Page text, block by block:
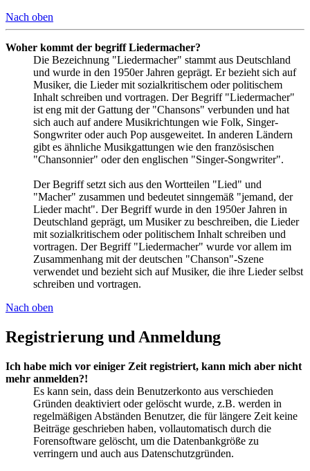
Nach oben
Woher kommt der begriff Liedermacher?
Die Bezeichnung "Liedermacher" stammt aus Deutschland
und wurde in den 1950er Jahren geprägt. Er bezieht sich auf
Musiker, die Lieder mit sozialkritischem oder politischem
Inhalt schreiben und vortragen. Der Begriff "Liedermacher"
ist eng mit der Gattung der "Chansons" verbunden und hat
sich auch auf andere Musikrichtungen wie Folk, Singer-
Songwriter oder auch Pop ausgeweitet. In anderen Ländern
gibt es ähnliche Musikgattungen wie den französischen
"Chansonnier" oder den englischen "Singer-Songwriter".
Der Begriff setzt sich aus den Wortteilen "Lied" und
"Macher" zusammen und bedeutet sinngemäß "jemand, der
Lieder macht". Der Begriff wurde in den 1950er Jahren in
Deutschland geprägt, um Musiker zu beschreiben, die Lieder
mit sozialkritischem oder politischem Inhalt schreiben und
vortragen. Der Begriff "Liedermacher" wurde vor allem im
Zusammenhang mit der deutschen "Chanson"-Szene
verwendet und bezieht sich auf Musiker, die ihre Lieder selbst
schreiben und vortragen.
Nach oben
Registrierung und Anmeldung
Ich habe mich vor einiger Zeit registriert, kann mich aber nicht
mehr anmelden?!
Es kann sein, dass dein Benutzerkonto aus verschieden
Gründen deaktiviert oder gelöscht wurde, z.B. werden in
regelmäßigen Abständen Benutzer, die für längere Zeit keine
Beiträge geschrieben haben, vollautomatisch durch die
Forensoftware gelöscht, um die Datenbankgröße zu
verringern und auch aus Datenschutzgründen.